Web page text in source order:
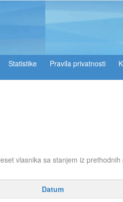
Statistike
vlasnika sa stanjem iz
Datum